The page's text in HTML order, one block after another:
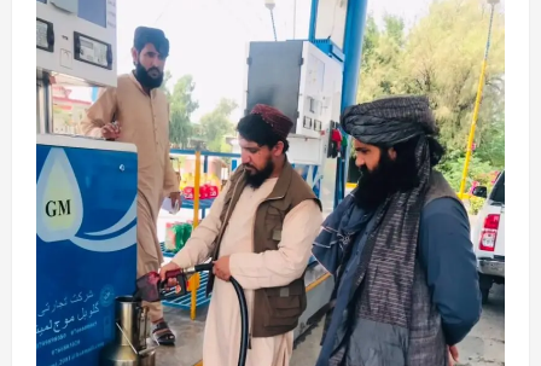
2
sharqnewsglobal.com
0
3
آمریکا
ټرمپ : د امریکا د وسلو زېرمتونونه لا هم ډېر
دي
sharqnewsglobal.com
August 6, 2026
0
4
آمریکا
ټرمپ : ایران سره خبرې د پوځي اقدام پر ځای
غوره بولي
sharqnewsglobal.com
August 6, 2026
0